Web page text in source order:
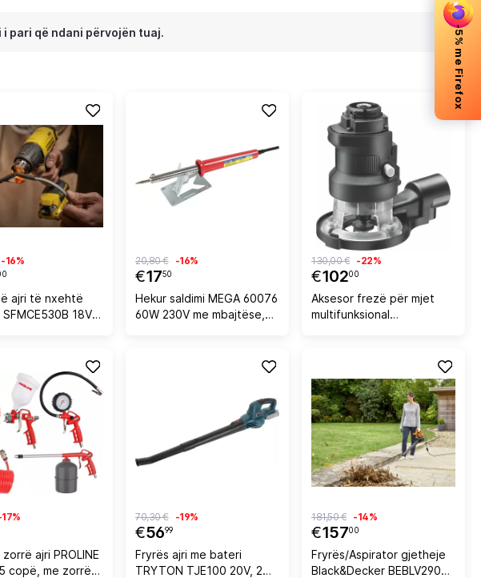
-5% me Firefox
i pari që ndani përvojën tuaj.
-16%
ajri të nxehtë
18V
€1750
20,80 € -16%
Hekur saldimi MEGA 60076
60W 230V me mbajtëse,
€10200
130,00 € -22%
Aksesor frezë për mjet
multifunksional
(6.35 mm), e zezë, me
çelës dhe freza
ajri PROLINE
copë, me zorrë
€5699
70,30 € -19%
Fryrës ajri me bateri
TRYTON TJE100 20V, 2
€15700
181,50 € -14%
Fryrës/Aspirator gjetheje
Black&Decker BEBLV290